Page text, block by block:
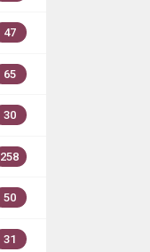
47
65
30
258
50
31